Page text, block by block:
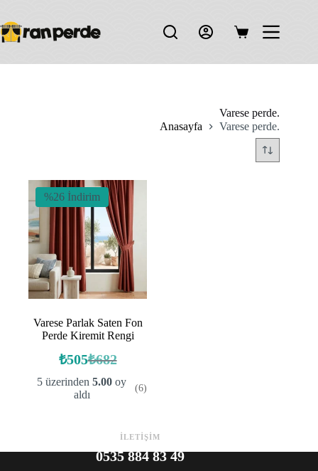
content
Shopping
Varese perde.
Anasayfa
Varese perde.
%26 İndirim
Varese Parlak Saten Fon
Perde Kiremit Rengi
₺682
Orijinal
fiyat:
₺682.
₺505Şu
andaki
fiyat:
5 üzerinden5.00 oy
aldı
(6)
İLETİŞİM
0535 884 83 49